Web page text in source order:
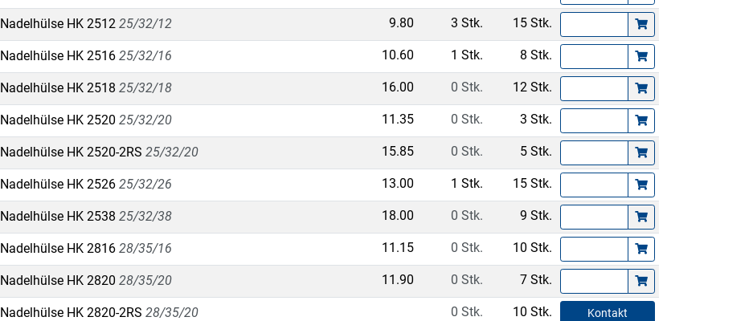
Nadelhülse HK 2512 25/32/12 9.80 3 Stk. 15 Stk.
Nadelhülse HK 2516 25/32/16 10.60 1 Stk. 8 Stk.
Nadelhülse HK 2518 25/32/18 16.00 0 Stk. 12 Stk.
Nadelhülse HK 2520 25/32/20 11.35 0 Stk. 3 Stk.
Nadelhülse HK 2520-2RS 25/32/20 15.85 0 Stk. 5 Stk.
Nadelhülse HK 2526 25/32/26 13.00 1 Stk. 15 Stk.
Nadelhülse HK 2538 25/32/38 18.00 0 Stk. 9 Stk.
Nadelhülse HK 2816 28/35/16 11.15 0 Stk. 10 Stk.
Nadelhülse HK 2820 28/35/20 11.90 0 Stk. 7 Stk.
Nadelhülse HK 2820-2RS 28/35/20 0 Stk. 10 Stk. Kontakt